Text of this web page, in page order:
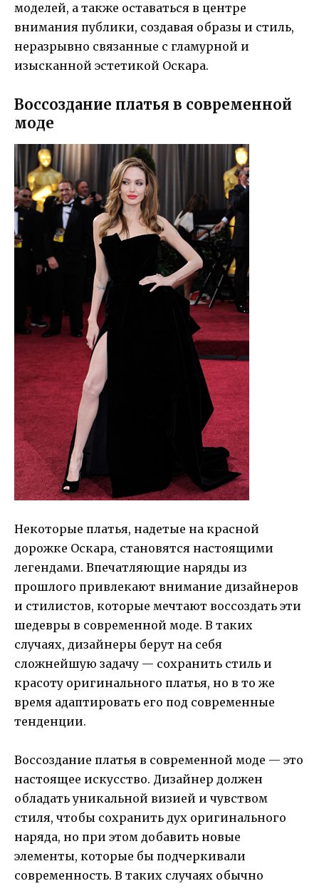
моделей, а также оставаться в центре
внимания публики, создавая образы и стиль,
неразрывно связанные с гламурной и
изысканной эстетикой Оскара.
Воссоздание платья в современной
моде
Некоторые платья, надетые на красной
дорожке Оскара, становятся настоящими
легендами. Впечатляющие наряды из
прошлого привлекают внимание дизайнеров
и стилистов, которые мечтают воссоздать эти
шедевры в современной моде. В таких
случаях, дизайнеры берут на себя
сложнейшую задачу — сохранить стиль и
красоту оригинального платья, но в то же
время адаптировать его под современные
тенденции.
Воссоздание платья в современной моде — это
настоящее искусство. Дизайнер должен
обладать уникальной визией и чувством
стиля, чтобы сохранить дух оригинального
наряда, но при этом добавить новые
элементы, которые бы подчеркивали
современность. В таких случаях обычно